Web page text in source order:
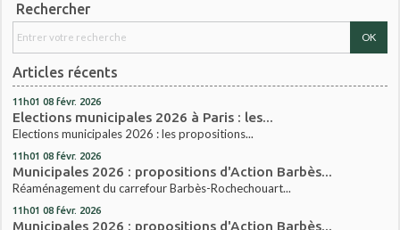
Rechercher
Articles récents
11h01 08 févr. 2026
Elections municipales 2026 à Paris : les...
Elections municipales 2026 : les propositions...
11h01 08 févr. 2026
Municipales 2026 : propositions d'Action Barbès...
Réaménagement du carrefour Barbès-Rochechouart...
11h01 08 févr. 2026
Municipales 2026 : propositions d'Action Barbès...